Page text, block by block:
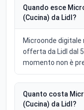
Quando esce
(Cucina) da Lidl?
Microonde
offerta da Lidl dal
momento non è
Quanto costa
(Cucina) da Lidl?